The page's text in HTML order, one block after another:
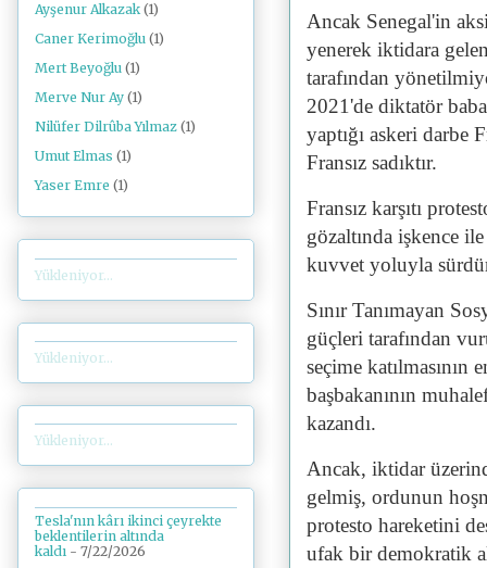
Ancak Senegal'in
yenerek iktidara
tarafından
2021'de diktatör
yaptığı askeri darbe
Fransız sadıktır.
Fransız karşıtı
gözaltında işkence
kuvvet yoluyla
Sınır Tanımayan
güçleri tarafından
seçime
başbakanının
kazandı.
Ancak, iktidar
gelmiş, ordunun
protesto hareketini
ufak bir demokratik
Ayşenur Alkazak (1)
Caner Kerimoğlu (1)
Mert Beyoğlu (1)
Merve Nur Ay (1)
Nilüfer Dilrûba Yılmaz (1)
Umut Elmas (1)
Yaser Emre (1)
Yükleniyor...
Yükleniyor...
Yükleniyor...
Tesla'nın kârı ikinci çeyrekte
beklentilerin altında
kaldı - 7/22/2026